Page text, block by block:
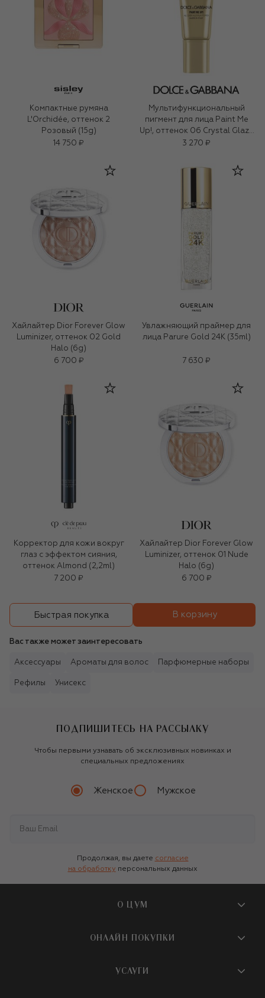
Компактные румяна
L'Orchidée, оттенок 2
Розовый (15g)
14 750 ₽
Мультифункциональный
пигмент для лица Paint Me
Up!, оттенок 06 Crystal Glaze
(5ml)
3 270 ₽
Хайлайтер Dior Forever Glow
Luminizer, оттенок 02 Gold
Halo (6g)
6 700 ₽
Увлажняющий праймер для
лица Parure Gold 24K (35ml)
7 630 ₽
Корректор для кожи вокруг
глаз с эффектом сияния,
оттенок Almond (2,2ml)
7 200 ₽
Хайлайтер Dior Forever Glow
Luminizer, оттенок 01 Nude
Halo (6g)
6 700 ₽
Быстрая покупка В корзину
Вас также может заинтересовать
Аксессуары Ароматы для волос Парфюмерные наборы
Рефилы Унисекс
ПОДПИШИТЕСЬ НА РАССЫЛКУ
Чтобы первыми узнавать об эксклюзивных новинках и
специальных предложениях
Женское Мужское
Продолжая, вы даете согласие
на обработку персональных данных
О ЦУМ
О магазине
Бутики и ПВЗ ЦУМ
ОНЛАЙН ПОКУПКИ
УСЛУГИ